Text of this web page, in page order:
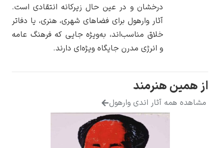
درخشان و در عین حال زیرکانه انتقادی است.
آثار وارهول برای فضاهای شهری، هنری، یا دفاتر
خلاق مناسب‌اند، به‌ویژه جایی که فرهنگ عامه
و انرژی مدرن جایگاه ویژه‌ای دارند.
از همین هنرمند
مشاهده همه آثار اندی وارهول